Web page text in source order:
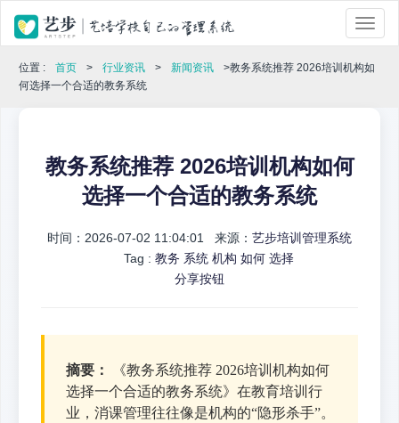
位置 : 首页 > 行业资讯 > 新闻资讯
>教务系统推荐 2026培训机构如
何选择一个合适的教务系统
教务系统推荐 2026培训机构如何
选择一个合适的教务系统
时间：2026-07-02 11:04:01 来源： 艺步培训管理系统
Tag : 教务 系统 机构 如何 选择
分享按钮
摘要：
《教务系统推荐 2026培训机构如何
选择一个合适的教务系统》在教育培训行
业，消课管理往往像是机构的“隐形杀手”。